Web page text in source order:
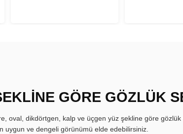
GÖRE GÖZLÜK
oval, dikdörtgen, kalp ve üçgen yüz şekline göre
uygun ve dengeli görünümü elde edebilirsiniz.